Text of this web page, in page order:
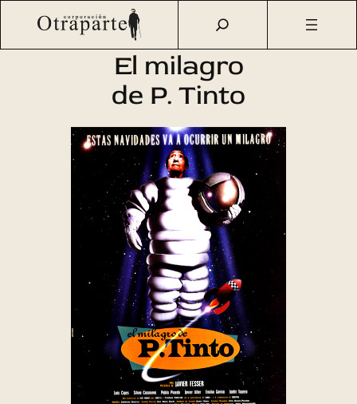
Saltar
Otraparte.org / Agenda Cultural Cine/
El milagro de P.
El milagro
de P. Tinto